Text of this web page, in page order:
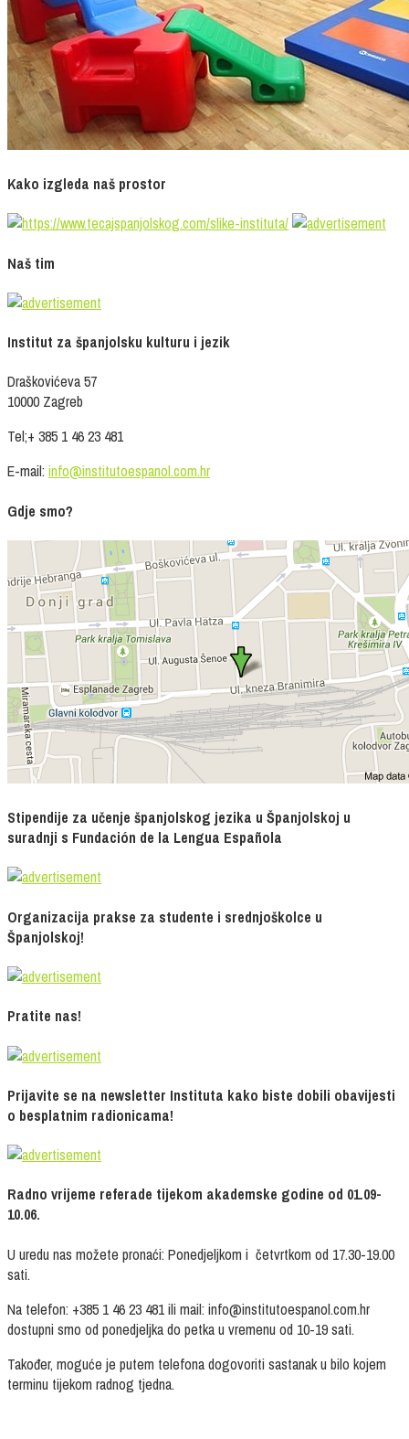
Kako izgleda naš prostor
Naš tim
Institut za španjolsku kulturu i jezik
Draškovićeva 57
10000 Zagreb
Tel;+ 385 1 46 23 481
E-mail: info@institutoespanol.com.hr
Gdje smo?
Stipendije za učenje španjolskog jezika u Španjolskoj u
suradnji s Fundación de la Lengua Española
Organizacija prakse za studente i srednjoškolce u
Španjolskoj!
Pratite nas!
Prijavite se na newsletter Instituta kako biste dobili obavijesti
o besplatnim radionicama!
Radno vrijeme referade tijekom akademske godine od 01.09-
10.06.
U uredu nas možete pronaći: Ponedjeljkom i četvrtkom od 17.30-19.00
sati.
Na telefon: +385 1 46 23 481 ili mail: info@institutoespanol.com.hr
dostupni smo od ponedjeljka do petka u vremenu od 10-19 sati.
Također, moguće je putem telefona dogovoriti sastanak u bilo kojem
terminu tijekom radnog tjedna.